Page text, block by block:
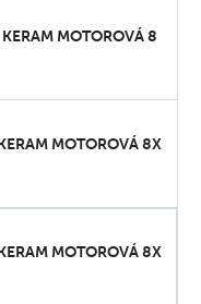
MOTOROVÁ 8
MOTOROVÁ 8X
MOTOROVÁ 8X